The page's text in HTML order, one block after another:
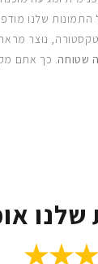
שלנו
נוצר
שטוחה. כך אתם